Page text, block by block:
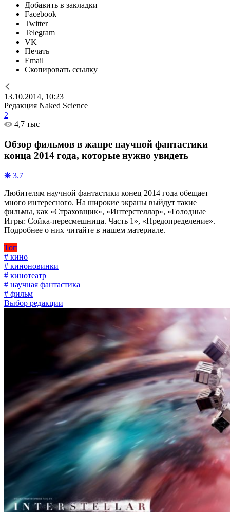
Добавить в закладки
Facebook
Twitter
Telegram
VK
Печать
Email
Скопировать ссылку
13.10.2014, 10:23
Редакция Naked Science
2
4,7 тыс
Обзор фильмов в жанре научной фантастики
конца 2014 года, которые нужно увидеть
❋ 3.7
Любителям научной фантастики конец 2014 года обещает
много интересного. На широкие экраны выйдут такие
фильмы, как «Страховщик», «Интерстеллар», «Голодные
Игры: Сойка-пересмешница. Часть 1», «Предопределение».
Подробнее о них читайте в нашем материале.
Топ
# кино
# киноновинки
# кинотеатр
# научная фантастика
# фильм
Выбор редакции